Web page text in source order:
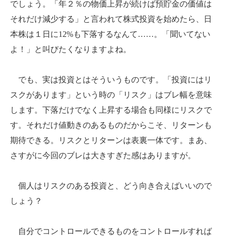
でしょう。「年２％の物価上昇が続けば預貯金の価値は
それだけ減少する」と言われて株式投資を始めたら、日
本株は１日に12%も下落するなんて……。「聞いてない
よ！」と叫びたくなりますよね。
でも、実は投資とはそういうものです。「投資にはリ
スクがあります」という時の「リスク」はブレ幅を意味
します。下落だけでなく上昇する場合も同様にリスクで
す。それだけ値動きのあるものだからこそ、リターンも
期待できる。リスクとリターンは表裏一体です。まあ、
さすがに今回のブレは大きすぎた感はありますが。
個人はリスクのある投資と、どう向き合えばいいので
しょう？
自分でコントロールできるものをコントロールすれば